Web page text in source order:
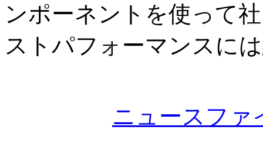
ンポーネントを使って
ストパフォーマンスに
ニュースファ